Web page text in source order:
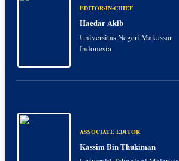
EDITOR-IN-CHIEF
Haedar Akib
Universitas Negeri Makassar
Indonesia
ASSOCIATE EDITOR
Kassim Bin Thukiman